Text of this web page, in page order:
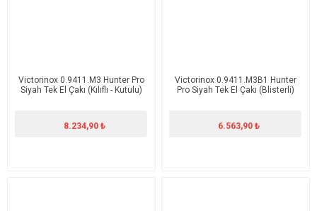
Victorinox 0.9411.M3 Hunter Pro
Siyah Tek El Çakı (Kılıflı - Kutulu)
8.234,90 ₺
Victorinox 0.9411.M3B1 Hunter
Pro Siyah Tek El Çakı (Blisterli)
6.563,90 ₺